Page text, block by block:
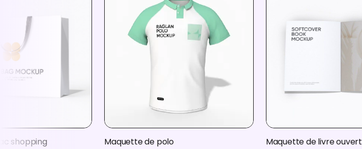
shopping Maquette de polo Maquette de livre ouvert